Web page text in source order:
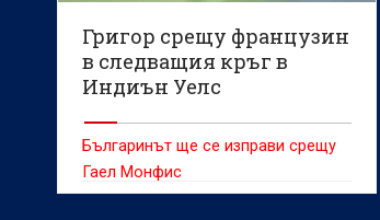
Григор срещу французин
в следващия кръг в
Индиън Уелс
Българинът ще се изправи срещу
Гаел Монфис